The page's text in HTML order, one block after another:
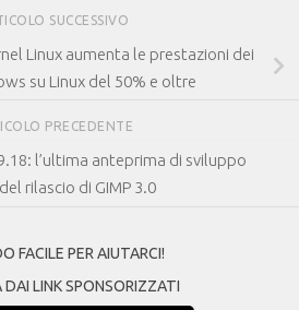
SUCCESSIVO
Linux aumenta le prestazioni dei
su Linux del 50% e oltre
PRECEDENTE
l’ultima anteprima di sviluppo
rilascio di GIMP 3.0
FACILE PER AIUTARCI!
DAI LINK SPONSORIZZATI